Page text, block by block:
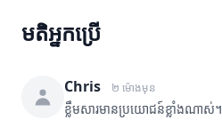
មតិអ្នកប្រើ
Chris ២ ម៉ោងមុន
ខ្លឹមសារមានប្រយោជន៍ខ្លាំងណាស់។